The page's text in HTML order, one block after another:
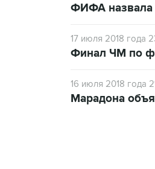
ФИФА назвала
17 июля 2018 года
Финал ЧМ по
16 июля 2018 года
Марадона